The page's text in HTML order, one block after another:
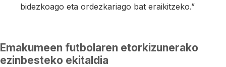
bidezkoago eta ordezkariago bat eraikitzeko.”
Emakumeen futbolaren etorkizunerako
ezinbesteko ekitaldia